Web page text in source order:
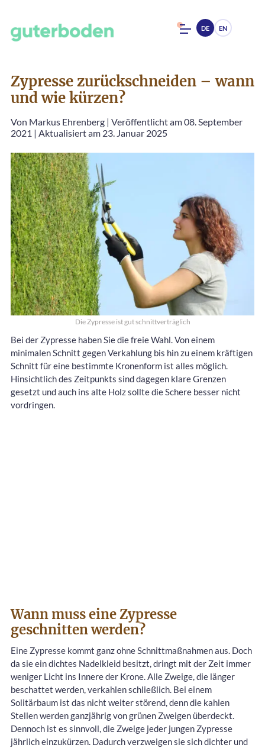
DE EN
Zypresse zurückschneiden – wann
und wie kürzen?
Von Markus Ehrenberg | Veröffentlicht am 08. September
2021 | Aktualisiert am 23. Januar 2025
Die Zypresse ist gut schnittverträglich
Bei der Zypresse haben Sie die freie Wahl. Von einem
minimalen Schnitt gegen Verkahlung bis hin zu einem kräftigen
Schnitt für eine bestimmte Kronenform ist alles möglich.
Hinsichtlich des Zeitpunkts sind dagegen klare Grenzen
gesetzt und auch ins alte Holz sollte die Schere besser nicht
vordringen.
Wann muss eine Zypresse
geschnitten werden?
Eine Zypresse kommt ganz ohne Schnittmaßnahmen aus. Doch
da sie ein dichtes Nadelkleid besitzt, dringt mit der Zeit immer
weniger Licht ins Innere der Krone. Alle Zweige, die länger
beschattet werden, verkahlen schließlich. Bei einem
Solitärbaum ist das nicht weiter störend, denn die kahlen
Stellen werden ganzjährig von grünen Zweigen überdeckt.
Dennoch ist es sinnvoll, die Zweige jeder jungen Zypresse
jährlich einzukürzen. Dadurch verzweigen sie sich dichter und